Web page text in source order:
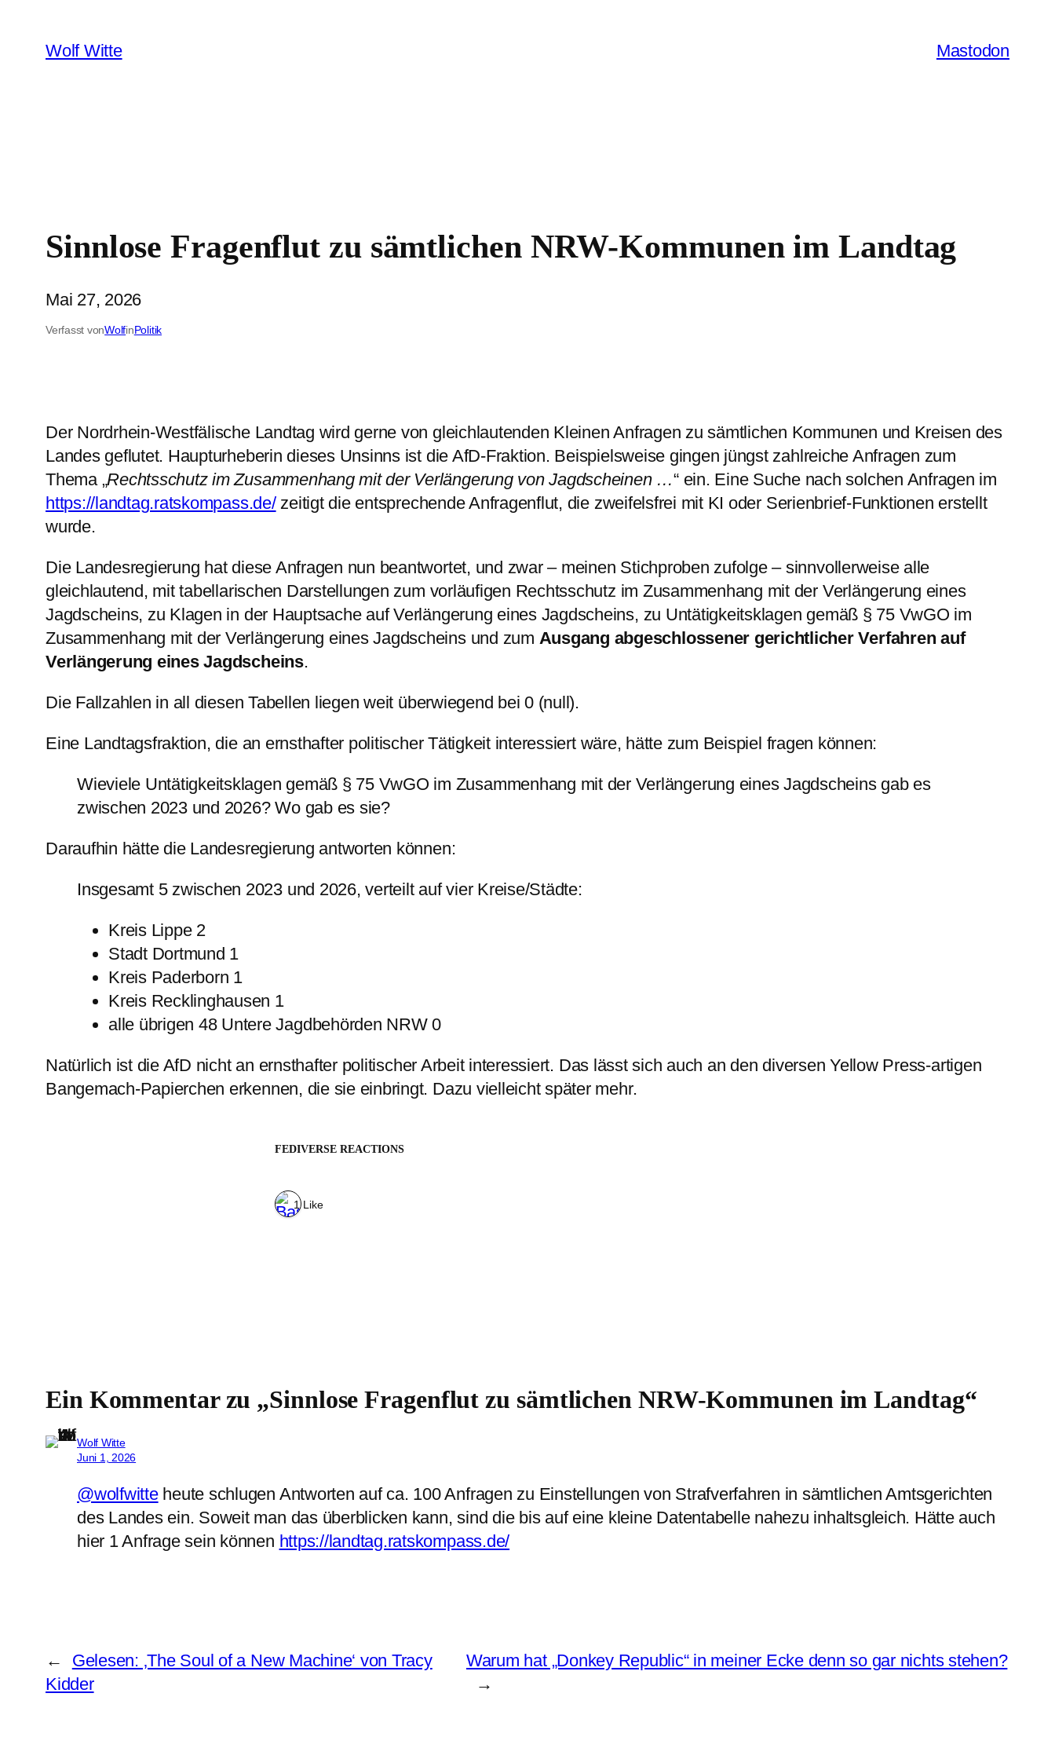
Inhalt
springen
Wolf Witte Mastodon
Sinnlose Fragenflut zu sämtlichen NRW-Kommunen im Landtag
Mai 27, 2026
Verfasst vonWolfinPolitik
Der Nordrhein-Westfälische Landtag wird gerne von gleichlautenden Kleinen Anfragen zu sämtlichen Kommunen und Kreisen des
Landes geflutet. Haupturheberin dieses Unsinns ist die AfD-Fraktion. Beispielsweise gingen jüngst zahlreiche Anfragen zum
Thema „Rechtsschutz im Zusammenhang mit der Verlängerung von Jagdscheinen …“ ein. Eine Suche nach solchen Anfragen im
https://landtag.ratskompass.de/zeitigt die entsprechende Anfragenflut, die zweifelsfrei mit KI oder Serienbrief-Funktionen erstellt
wurde.
Die Landesregierung hat diese Anfragen nun beantwortet, und zwar – meinen Stichproben zufolge – sinnvollerweise alle
gleichlautend, mit tabellarischen Darstellungen zum vorläufigen Rechtsschutz im Zusammenhang mit der Verlängerung eines
Jagdscheins, zu Klagen in der Hauptsache auf Verlängerung eines Jagdscheins, zu Untätigkeitsklagen gemäß § 75 VwGO im
Zusammenhang mit der Verlängerung eines Jagdscheins und zum Ausgang abgeschlossener gerichtlicher Verfahren auf
Verlängerung eines Jagdscheins.
Die Fallzahlen in all diesen Tabellen liegen weit überwiegend bei 0 (null).
Eine Landtagsfraktion, die an ernsthafter politischer Tätigkeit interessiert wäre, hätte zum Beispiel fragen können:
Wieviele Untätigkeitsklagen gemäß § 75 VwGO im Zusammenhang mit der Verlängerung eines Jagdscheins gab es
zwischen 2023 und 2026? Wo gab es sie?
Daraufhin hätte die Landesregierung antworten können:
Insgesamt 5 zwischen 2023 und 2026, verteilt auf vier Kreise/Städte:
Kreis Lippe 2
Stadt Dortmund 1
Kreis Paderborn 1
Kreis Recklinghausen 1
alle übrigen 48 Untere Jagdbehörden NRW 0
Natürlich ist die AfD nicht an ernsthafter politischer Arbeit interessiert. Das lässt sich auch an den diversen Yellow Press-artigen
Bangemach-Papierchen erkennen, die sie einbringt. Dazu vielleicht später mehr.
FEDIVERSE REACTIONS
1 Like
Ein Kommentar zu „Sinnlose Fragenflut zu sämtlichen NRW-Kommunen im Landtag“
Wolf Witte
Juni 1, 2026
@wolfwitteheute schlugen Antworten auf ca. 100 Anfragen zu Einstellungen von Strafverfahren in sämtlichen Amtsgerichten
des Landes ein. Soweit man das überblicken kann, sind die bis auf eine kleine Datentabelle nahezu inhaltsgleich. Hätte auch
hier 1 Anfrage sein können https://landtag.ratskompass.de/
←
Gelesen: ‚The Soul of a New Machine‘ von Tracy
Kidder
Warum hat „Donkey Republic“ in meiner Ecke denn so gar nichts stehen?
→